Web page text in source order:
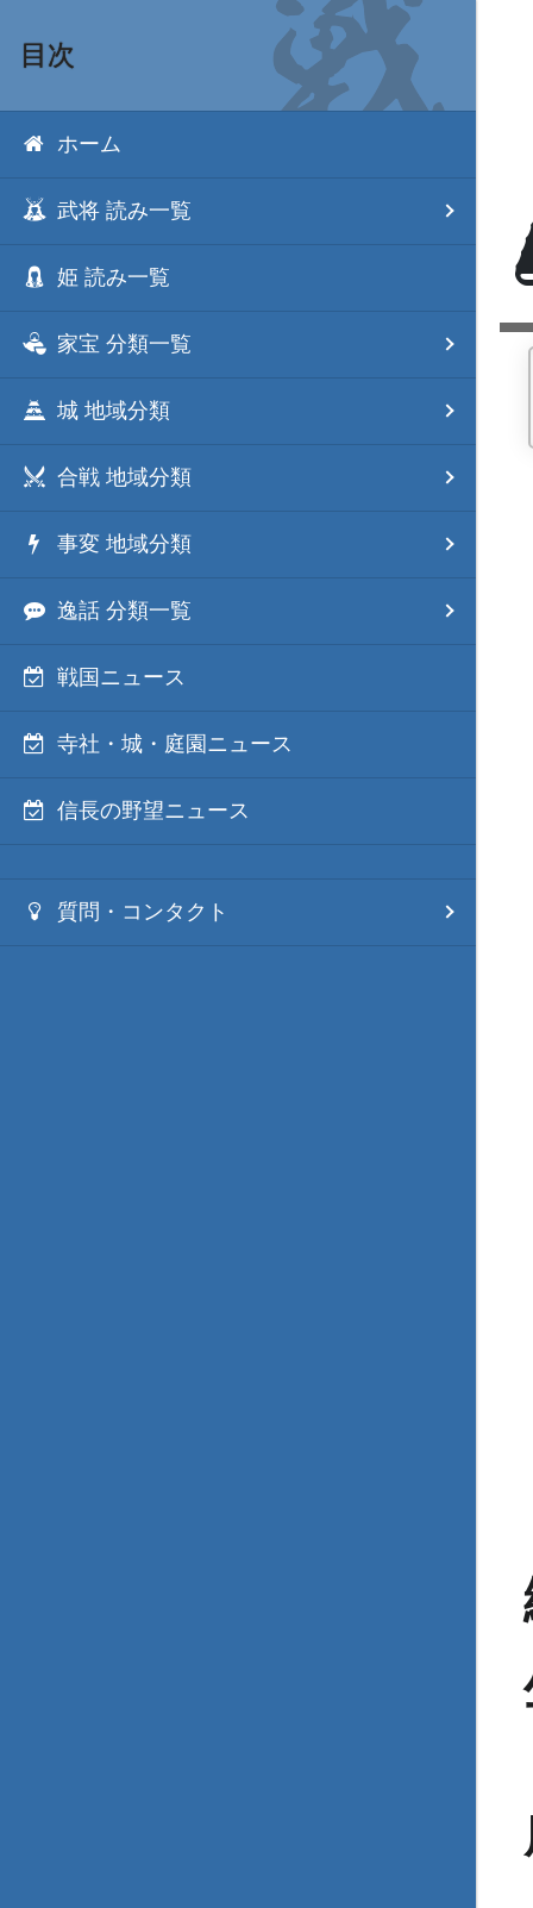
目次
ホーム
武将 読み一覧
姫 読み一覧
家宝 分類一覧
城 地域分類
合戦 地域分類
事変 地域分類
逸話 分類一覧
戦国ニュース
寺社・城・庭園ニュース
信長の野望ニュース
質問・コンタクト